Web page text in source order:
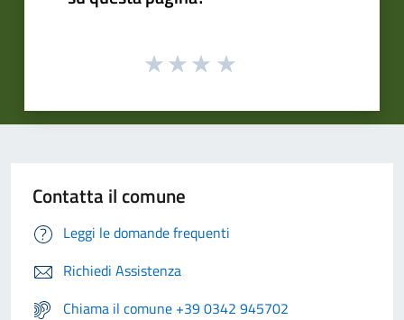
Contatta il comune
Leggi le domande frequenti
Richiedi Assistenza
Chiama il comune +39 0342 945702